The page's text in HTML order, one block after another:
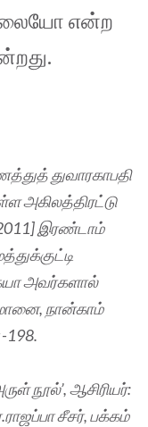
என்ற
துவாரகாபதி
அகிலத்திரட்டு
இரண்டாம்
அவர்களால்
நான்காம்
198.
நூல்’, ஆசிரியர்:
சீசர், பக்கம்